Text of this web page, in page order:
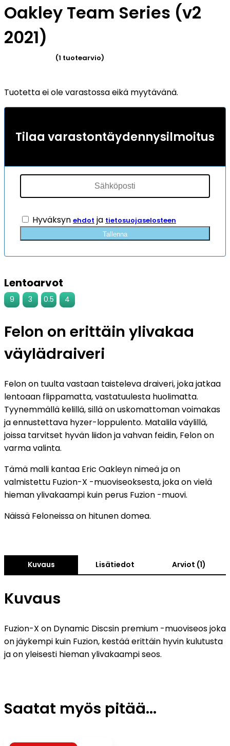
Oakley Team Series (v2
2021)
perustuen
(1 tuotearvio)
Tuotetta ei ole varastossa eikä myytävänä.
Tilaa varastontäydennysilmoitus
Hyväksyn ehdot ja tietosuojaselosteen
Tallenna
Lentoarvot
9 3 0.5 4
Felon on erittäin ylivakaa
väylädraiveri
Felon on tuulta vastaan taisteleva draiveri, joka jatkaa
lentoaan flippamatta, vastatuulesta huolimatta.
Tyynemmällä kelillä, sillä on uskomattoman voimakas
ja ennustettava hyzer-loppulento. Matalila väylillä,
joissa tarvitset hyvän liidon ja vahvan feidin, Felon on
varma valinta.
Tämä malli kantaa Eric Oakleyn nimeä ja on
valmistettu Fuzion-X -muoviseoksesta, joka on vielä
hieman ylivakaampi kuin perus Fuzion -muovi.
Näissä Feloneissa on hitunen domea.
Kuvaus Lisätiedot Arviot (1)
Kuvaus
Fuzion-X on Dynamic Discsin premium -muoviseos joka
on jäykempi kuin Fuzion, kestää erittäin hyvin kulutusta
ja on yleisesti hieman ylivakaampi seos.
Saatat myös pitää...